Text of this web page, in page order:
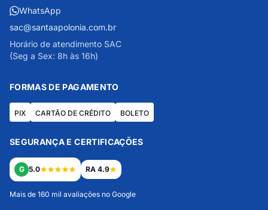
WhatsApp
sac@santaapolonia.com.br
Horário de atendimento SAC
(Seg a Sex: 8h às 16h)
FORMAS DE PAGAMENTO
PIX CARTÃO DE CRÉDITO BOLETO
SEGURANÇA E CERTIFICAÇÕES
G 5.0 RA 4.9
Mais de 160 mil avaliações no Google